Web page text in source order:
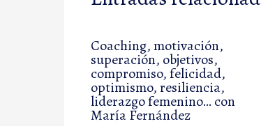
Coaching, motivación,
superación, objetivos,
compromiso, felicidad,
optimismo, resiliencia,
liderazgo femenino… con
María Fernández